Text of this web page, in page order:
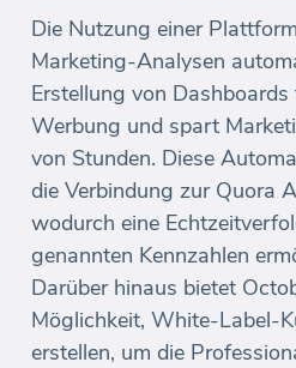
Die Nutzung einer
Marketing-Analysen
Erstellung von
Werbung und spart
von Stunden. Diese
die Verbindung zur Quora
wodurch eine
genannten Kennzahlen
Darüber hinaus bietet
Möglichkeit, White-Label-
erstellen, um die